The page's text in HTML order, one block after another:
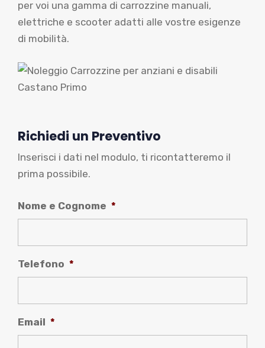
per voi una gamma di carrozzine manuali,
elettriche e scooter adatti alle vostre esigenze
di mobilità.
Richiedi un Preventivo
Inserisci i dati nel modulo, ti ricontatteremo il
prima possibile.
Nome e Cognome *
Telefono *
Email *